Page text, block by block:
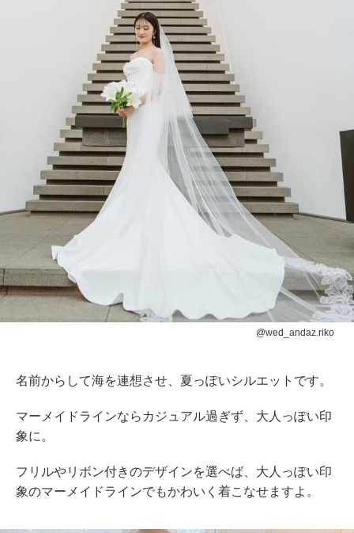
@wed_andaz.riko
名前からして海を連想させ、夏っぽいシルエットです。
マーメイドラインならカジュアル過ぎず、大人っぽい印
象に。
フリルやリボン付きのデザインを選べば、大人っぽい印
象のマーメイドラインでもかわいく着こなせますよ。